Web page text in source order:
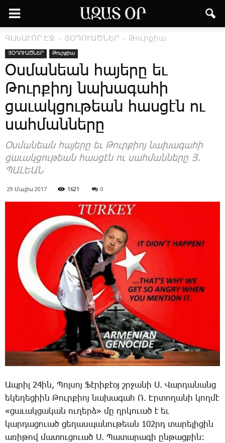
ԳԼԽԱՒՈՐ ԷՋ ՅՕԴՈՒԱԾՆԵՐ Թուրքիա
ՅՕԴՈՒԱԾՆԵՐ Թուրքիա
Օսմանեան հայերը եւ
Թուրքիոյ նախագահի
ցաւակցութեան հասցէն ու
սահմանները
Օս­մա­նեան հա­յե­րը եւ ­Թուր­քիոյ նա­խա­գա­հի
ցա­ւակ­ցու­թեան հաս­ցէն ու սահ­ման­նե­րը Յ.
ՊԱԼԵԱՆ
29 Մայիս 2017 1621 0
Ապ­րիլ 24ին, ­Պոլ­սոյ ­Ֆէ­րի­քէօյ շրջա­նի Ս. ­Վար­դա­նանց
ե­կե­ղե­ցիին ­Թուր­քիոյ նա­խա­գահ Ռ. Էր­տո­ղա­նի կող­մէ
«ցա­ւակ­ցա­կան ու­ղերձ» մը ղրկո­ւած է եւ
կար­դա­ցո­ւած ցե­ղաս­պա­նու­թեան 102րդ ­տա­րե­լի­ցին
ա­ռի­թով մա­տու­ցո­ւած Ս. ­Պա­տա­րա­գի ըն­թաց­քին: